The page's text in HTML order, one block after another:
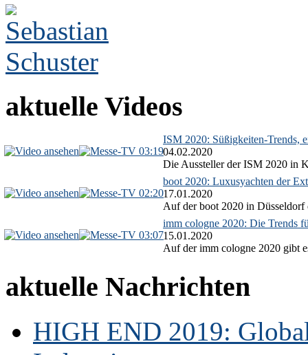
aktuelle Videos
03:19
ISM 2020: Süßigkeiten-Trends,
04.02.2020
Die Aussteller der ISM 2020 in
02:20
boot 2020: Luxusyachten der
17.01.2020
Auf der boot 2020 in Düsseldorf
03:07
imm cologne 2020: Die Trends
15.01.2020
Auf der imm cologne 2020 gibt
aktuelle Nachrichten
HIGH END 2019: